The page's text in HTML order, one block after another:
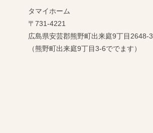
タマイホーム
〒731-4221
広島県安芸郡熊野町出来庭9丁目2648-3
（熊野町出来庭9丁目3-6ででます）